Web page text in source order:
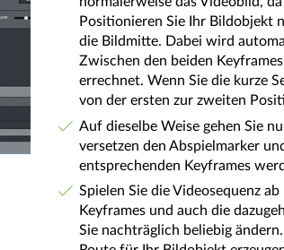
Positionieren Sie Ihr Bildobjekt
die Bildmitte. Dabei wird
Zwischen den beiden
errechnet. Wenn Sie die kurze
von der ersten zur zweiten
Auf dieselbe Weise gehen Sie
versetzen den Abspielmarker
entsprechenden Keyframes
Spielen Sie die Videosequenz
Keyframes und auch die
Sie nachträglich beliebig